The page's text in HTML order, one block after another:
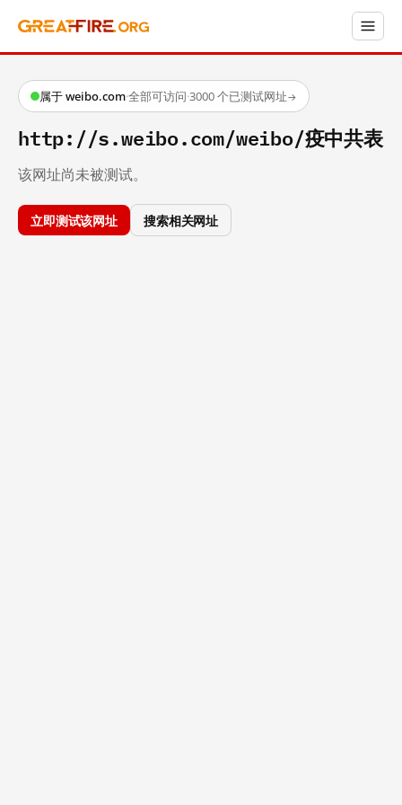
属于 weibo.com·全部可访问·3000 个已测试网址→
http://s.weibo.com/weibo/疫中共表
该网址尚未被测试。
立即测试该网址 搜索相关网址